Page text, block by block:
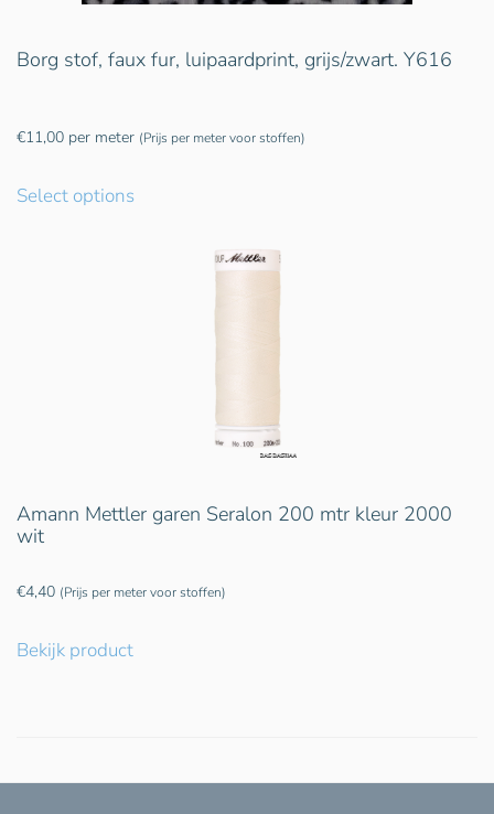
Borg stof, faux fur, luipaardprint, grijs/zwart. Y616
€11,00 per meter (Prijs per meter voor stoffen)
Select options
Amann Mettler garen Seralon 200 mtr kleur 2000
wit
€4,40 (Prijs per meter voor stoffen)
Bekijk product